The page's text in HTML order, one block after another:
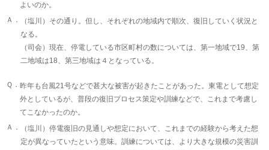
よいのか。
Ａ．
（塩川）その通り。但し、それぞれの地域内で順次、復旧していく状況と
なる。
（司会）現在、停電している市区町村の数については、第一地域で19、第
二地域は18、第三地域は４となっている。
Ｑ． 昨年も台風21号などで甚大な被害が起きたことがあった。東電として想定
外としているが、普段の復旧プロセス策定や訓練などで、これまで考慮し
てこなかったのか。
Ａ．
（塩川）停電復旧の見通しや想定において、これまでの経験から考えた想
定が異なっていたという意味。訓練については、より大きな規模の災害訓